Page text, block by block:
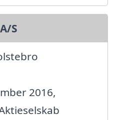
S
2016,